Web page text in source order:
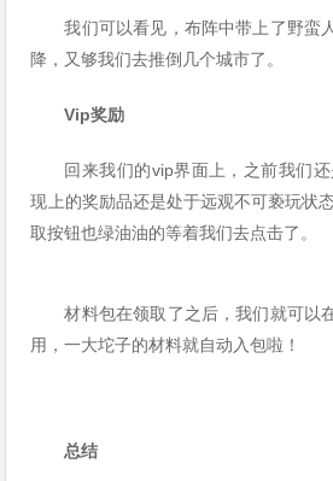
我们可以看见，布阵中带上了野蛮
降，又够我们去推倒几个城市了。
Vip奖励
回来我们的vip界面上，之前我们
现上的奖励品还是处于远观不可亵玩状
取按钮也绿油油的等着我们去点击了。
材料包在领取了之后，我们就可以
用，一大坨子的材料就自动入包啦！
总结